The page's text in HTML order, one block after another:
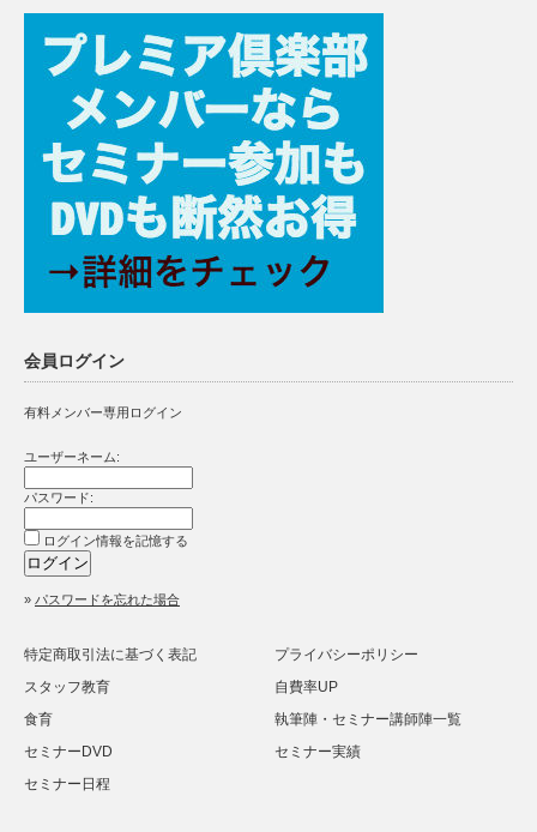
会員ログイン
有料メンバー専用ログイン
ユーザーネーム:
パスワード:
ログイン情報を記憶する
» パスワードを忘れた場合
特定商取引法に基づく表記
プライバシーポリシー
スタッフ教育
自費率UP
食育
執筆陣・セミナー講師陣一覧
セミナーDVD
セミナー実績
セミナー日程